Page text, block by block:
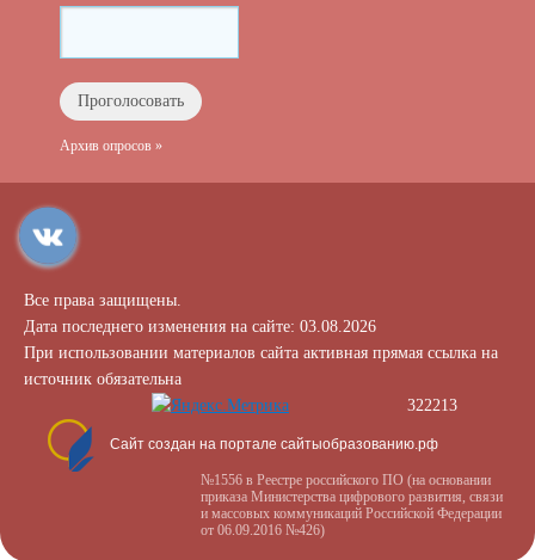
Архив опросов »
Все права защищены.
Дата последнего изменения на сайте: 03.08.2026
При использовании материалов сайта активная прямая ссылка на
источник обязательна
322213
Сайт создан на портале сайтыобразованию.рф
№1556 в Реестре российского ПО (на основании
приказа Министерства цифрового развития, связи
и массовых коммуникаций Российской Федерации
от 06.09.2016 №426)